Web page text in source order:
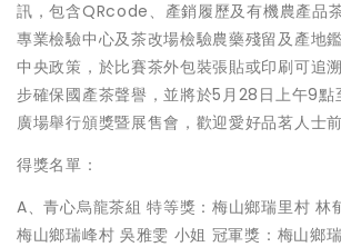
訊，包含QRcode、產銷履歷及有機農產品
專業檢驗中心及茶改場檢驗農藥殘留及產地
中央政策，於比賽茶外包裝張貼或印刷可追
步確保國產茶聲譽，並將於5月28日上午9點
廣場舉行頒獎暨展售會，歡迎愛好品茗人士前
得獎名單：
A、青心烏龍茶組 特等獎：梅山鄉瑞里村 林
梅山鄉瑞峰村 吳雅雯 小姐 冠軍獎：梅山鄉